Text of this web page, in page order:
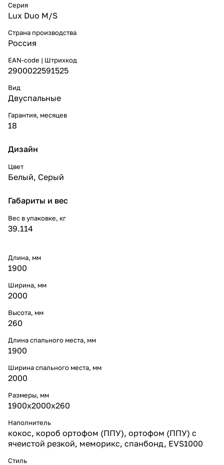
Серия
Lux Duo M/S
Страна производства
Россия
EAN-code | Штрихкод
2900022591525
Вид
Двуспальные
Гарантия, месяцев
18
Дизайн
Цвет
Белый, Серый
Габариты и вес
Вес в упаковке, кг
39.114
Длина, мм
1900
Ширина, мм
2000
Высота, мм
260
Длина спального места, мм
1900
Ширина спального места, мм
2000
Размеры, мм
1900x2000x260
Наполнитель
кокос, короб ортофом (ППУ), ортофом (ППУ) с
ячеистой резкой, меморикс, спанбонд, EVS1000
Стиль